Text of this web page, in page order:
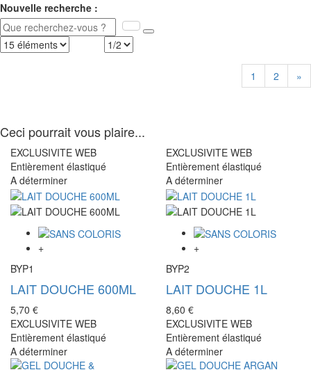
Nouvelle recherche :
1 2 »
Ceci pourrait vous plaire...
EXCLUSIVITE WEB
Entièrement élastiqué
A déterminer
+
BYP1
LAIT DOUCHE 600ML
5,70 €
EXCLUSIVITE WEB
Entièrement élastiqué
A déterminer
+
BYP2
LAIT DOUCHE 1L
8,60 €
EXCLUSIVITE WEB
Entièrement élastiqué
A déterminer
EXCLUSIVITE WEB
Entièrement élastiqué
A déterminer